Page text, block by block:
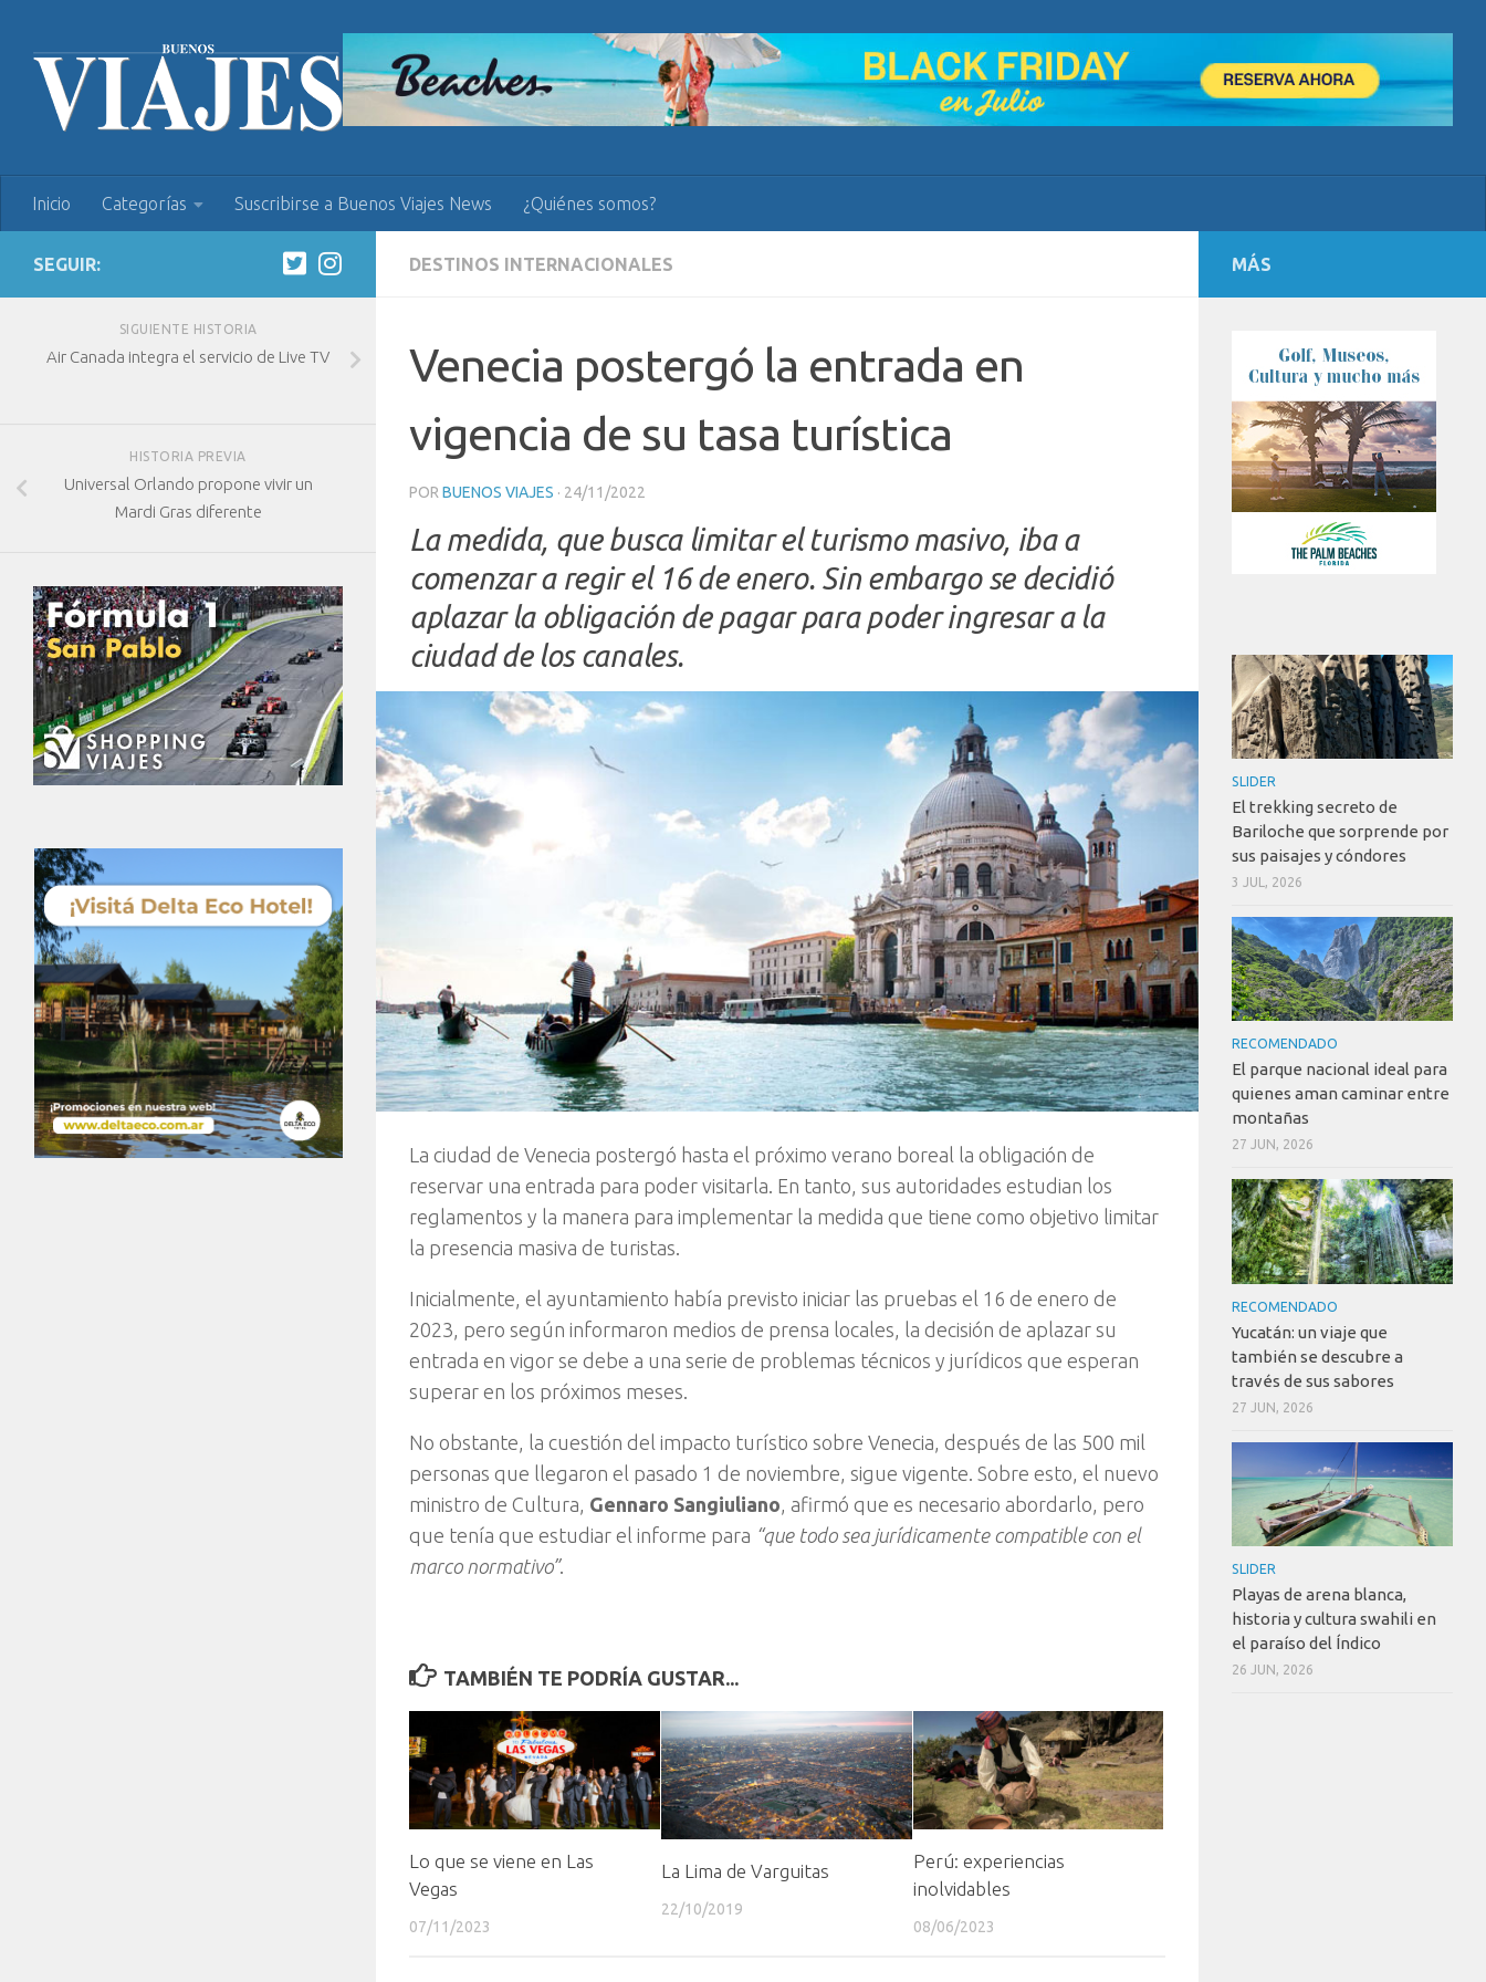
Inicio Categorías Suscribirse a Buenos Viajes News ¿Quiénes somos?
DESTINOS INTERNACIONALES
Venecia postergó la entrada en
vigencia de su tasa turística
POR BUENOS VIAJES · 24/11/2022
La medida, que busca limitar el turismo masivo, iba a
comenzar a regir el 16 de enero. Sin embargo se decidió
aplazar la obligación de pagar para poder ingresar a la
ciudad de los canales.
La ciudad de Venecia postergó hasta el próximo verano boreal la obligación de
reservar una entrada para poder visitarla. En tanto, sus autoridades estudian los
reglamentos y la manera para implementar la medida que tiene como objetivo limitar
la presencia masiva de turistas.
Inicialmente, el ayuntamiento había previsto iniciar las pruebas el 16 de enero de
2023, pero según informaron medios de prensa locales, la decisión de aplazar su
entrada en vigor se debe a una serie de problemas técnicos y jurídicos que esperan
superar en los próximos meses.
No obstante, la cuestión del impacto turístico sobre Venecia, después de las 500 mil
personas que llegaron el pasado 1 de noviembre, sigue vigente. Sobre esto, el nuevo
ministro de Cultura, Gennaro Sangiuliano, afirmó que es necesario abordarlo, pero
que tenía que estudiar el informe para “que todo sea jurídicamente compatible con el
marco normativo”.
TAMBIÉN TE PODRÍA GUSTAR...
Lo que se viene en Las
Vegas
07/11/2023
La Lima de Varguitas
22/10/2019
Perú: experiencias
inolvidables
08/06/2023
SEGUIR:
SIGUIENTE HISTORIA
Air Canada integra el servicio de Live TV
HISTORIA PREVIA
Universal Orlando propone vivir un
Mardi Gras diferente
MÁS
SLIDER
El trekking secreto de
Bariloche que sorprende por
sus paisajes y cóndores
3 JUL, 2026
RECOMENDADO
El parque nacional ideal para
quienes aman caminar entre
montañas
27 JUN, 2026
RECOMENDADO
Yucatán: un viaje que
también se descubre a
través de sus sabores
27 JUN, 2026
SLIDER
Playas de arena blanca,
historia y cultura swahili en
el paraíso del Índico
26 JUN, 2026